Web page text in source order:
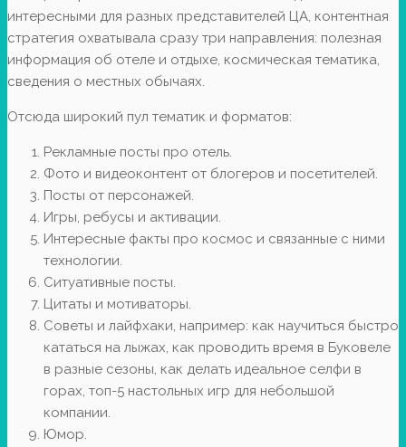
интересными для разных представителей ЦА, контентная
стратегия охватывала сразу три направления: полезная
информация об отеле и отдыхе, космическая тематика,
сведения о местных обычаях.
Отсюда широкий пул тематик и форматов:
Рекламные посты про отель.
Фото и видеоконтент от блогеров и посетителей.
Посты от персонажей.
Игры, ребусы и активации.
Интересные факты про космос и связанные с ними
технологии.
Ситуативные посты.
Цитаты и мотиваторы.
Советы и лайфхаки, например: как научиться быстро
кататься на лыжах, как проводить время в Буковеле
в разные сезоны, как делать идеальное селфи в
горах, топ-5 настольных игр для небольшой
компании.
Юмор.